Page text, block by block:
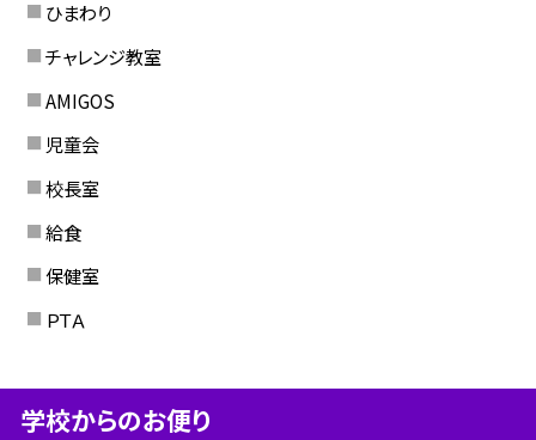
ひまわり
チャレンジ教室
AMIGOS
児童会
校長室
給食
保健室
ＰＴＡ
学校からのお便り